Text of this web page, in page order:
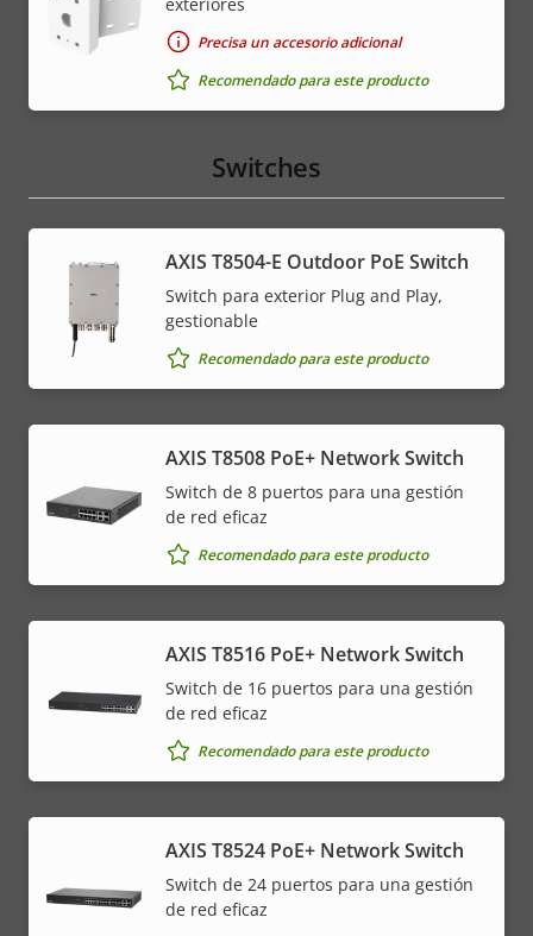
Precisa un accesorio adicional
Recomendado para este producto
Switches
AXIS T8504-E Outdoor PoE Switch
Switch para exterior Plug and Play,
gestionable
Recomendado para este producto
AXIS T8508 PoE+ Network Switch
Switch de 8 puertos para una gestión
de red eficaz
Recomendado para este producto
AXIS T8516 PoE+ Network Switch
Switch de 16 puertos para una gestión
de red eficaz
Recomendado para este producto
AXIS T8524 PoE+ Network Switch
Switch de 24 puertos para una gestión
de red eficaz